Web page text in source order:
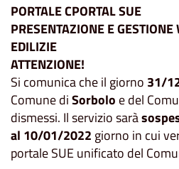
PORTALE CPORTAL SUE
PRESENTAZIONE E
EDILIZIE
ATTENZIONE!
Si comunica che il giorno 31/
Comune diSorbolo e del
dismessi. Il servizio sarà
al 10/01/2022 giorno in cui
portale SUE unificato del